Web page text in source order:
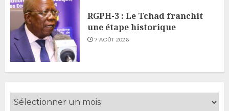
RGPH-3 : Le Tchad franchit
une étape historique
7 AOÛT 2026